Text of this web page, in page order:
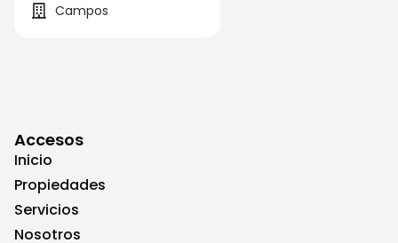
Campos
Accesos
Inicio
Propiedades
Servicios
Nosotros